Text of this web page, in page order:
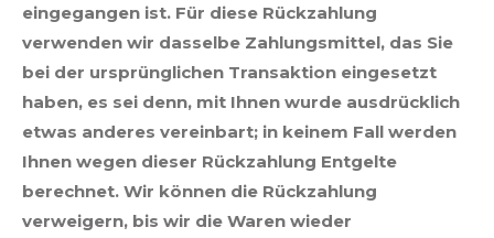
eingegangen ist. Für diese Rückzahlung
verwenden wir dasselbe Zahlungsmittel, das Sie
bei der ursprünglichen Transaktion eingesetzt
haben, es sei denn, mit Ihnen wurde ausdrücklich
etwas anderes vereinbart; in keinem Fall werden
Ihnen wegen dieser Rückzahlung Entgelte
berechnet. Wir können die Rückzahlung
verweigern, bis wir die Waren wieder